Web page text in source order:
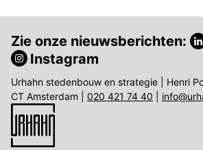
Zie onze nieuwsberichten:
Instagram
Urhahn stedenbouw en strategie | Henri
CT Amsterdam | 020 421 74 40